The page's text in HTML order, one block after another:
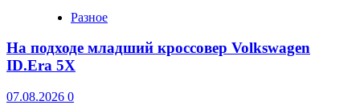
Разное
На подходе младший кроссовер Volkswagen
ID.Era 5X
07.08.2026 0